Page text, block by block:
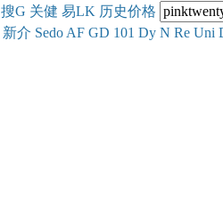
搜G 关健 易LK 历史价格
新介 Sedo AF GD 101 Dy N Re Uni